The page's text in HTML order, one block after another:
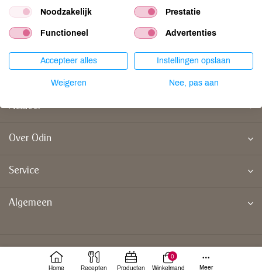
Actueel
Over Odin
Service
Algemeen
Home Recepten Producten
0
Winkelmand
Meer
Noodzakelijk Prestatie
Functioneel Advertenties
Accepteer alles Instellingen opslaan
Weigeren Nee, pas aan